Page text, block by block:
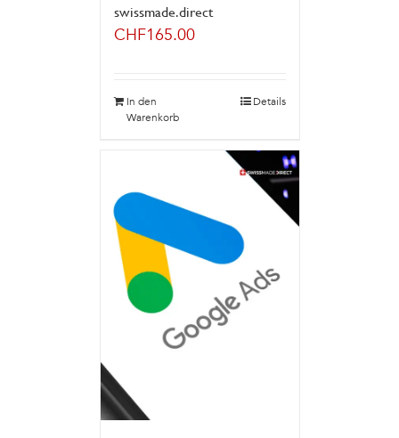
swissmade.direct
CHF165.00
In den
Warenkorb
Details